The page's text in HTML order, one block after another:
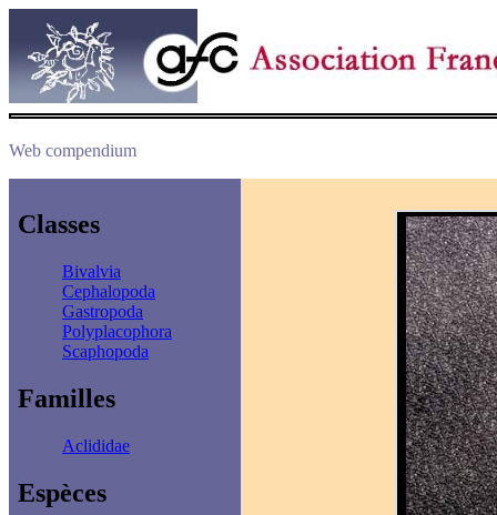
Web compendium
Classes
Bivalvia
Cephalopoda
Gastropoda
Polyplacophora
Scaphopoda
Familles
Aclididae
Espèces